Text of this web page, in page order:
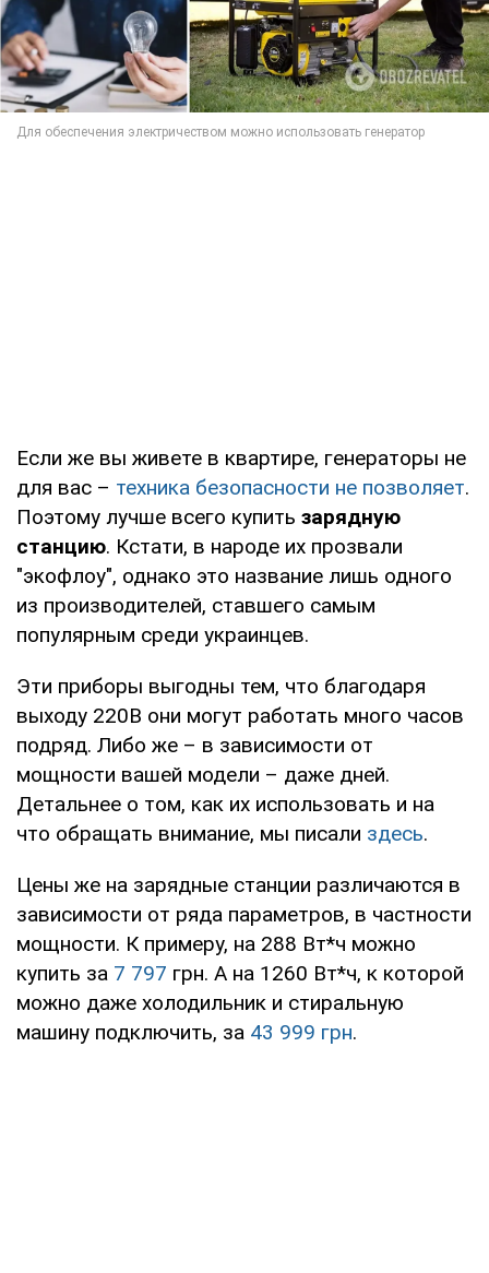
Если же вы живете в квартире, генераторы не
для вас – техника безопасности не позволяет.
Поэтому лучше всего купить зарядную
станцию. Кстати, в народе их прозвали
"экофлоу", однако это название лишь одного
из производителей, ставшего самым
популярным среди украинцев.
Эти приборы выгодны тем, что благодаря
выходу 220В они могут работать много часов
подряд. Либо же – в зависимости от
мощности вашей модели – даже дней.
Детальнее о том, как их использовать и на
что обращать внимание, мы писали здесь.
Цены же на зарядные станции различаются в
зависимости от ряда параметров, в частности
мощности. К примеру, на 288 Вт*ч можно
купить за 7 797 грн. А на 1260 Вт*ч, к которой
можно даже холодильник и стиральную
машину подключить, за 43 999 грн.